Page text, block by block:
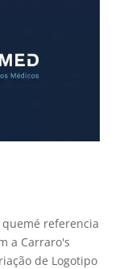
quemé referencia
a Carraro's
de Logotipo